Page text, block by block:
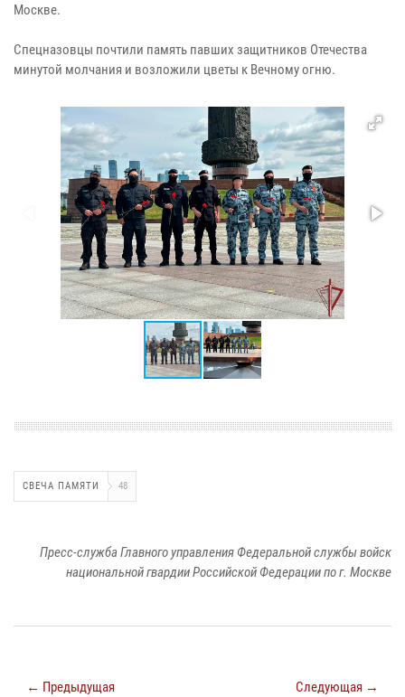
Москве.
Спецназовцы почтили память павших защитников Отечества
минутой молчания и возложили цветы к Вечному огню.
СВЕЧА ПАМЯТИ 48
Пресс-служба Главного управления Федеральной службы войск
национальной гвардии Российской Федерации по г. Москве
← Предыдущая Следующая →